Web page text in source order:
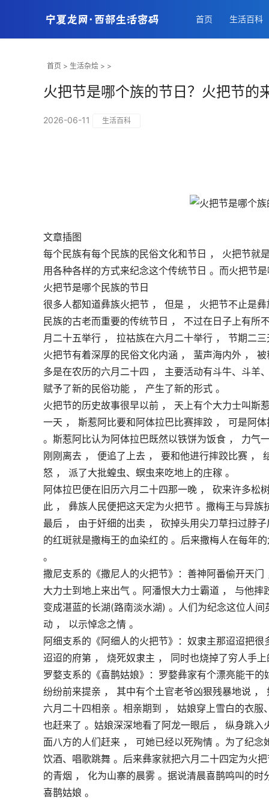
首页 生活百科
首页 > 生活杂烩 > >
火把节是哪个族的节日？火把节的
2026-06-11 生活百科
文章插图
每个民族有每个民族的民俗文化和节日 ， 火把节就
用各种各样的方式来纪念这个传统节日 。而火把节
火把节是哪个民族的节日
很多人都知道彝族火把节 ， 但是 ， 火把节不止是
民族的古老而重要的传统节日 ， 不过在日子上有所
月二十五举行 ， 拉祜族在六月二十举行 ， 节期二
火把节有着深厚的民俗文化内涵 ， 蜚声海内外 ，
多是在农历的六月二十四 ， 主要活动有斗牛、斗羊
赋予了新的民俗功能 ， 产生了新的形式 。
火把节的历史故事很早以前 ， 天上有个大力士叫斯
一天 ， 斯惹阿比要和阿体拉巴比赛摔跤 ， 可是阿
。斯惹阿比认为阿体拉巴既然以铁饼为饭食 ， 力气
刚刚离去 ， 便追了上去 ， 要和他进行摔跤比赛 ，
怒 ， 派了大批蝗虫、螟虫来吃地上的庄稼 。
阿体拉巴便在旧历六月二十四那一晚 ， 砍来许多松
此 ， 彝族人民便把这天定为火把节 。撒梅王与异
最后 ， 由于奸细的出卖 ， 砍掉头用尖刀草扫过脖
的红斑就是撒梅王的血染红的 。后来撒梅人在每年
。
撒尼支系的《撒尼人的火把节》：善神阿番偷开天
大力士到地上来出气 。阿潘恨大力士霸道 ， 与他
变成湛蓝的长湖(路南淡水湖) 。人们为纪念这位人
动 ， 以示悼念之情 。
阿细支系的《阿细人的火把节》：奴隶主那迢迢把
迢迢的府第 ， 烧死奴隶主 ， 同时也烧掉了穷人手
罗婺支系的《喜鹊姑娘》：罗婺彝家有个漂亮能干
纷纷前来提亲 ， 其中有个土官老爷凶狠残暴地说
六月二十四相亲 。相亲期到 ， 姑娘穿上雪白的衣
也赶来了 。姑娘深深地看了阿龙一眼后 ， 纵身跳
面八方的人们赶来 ， 可她已经以死殉情 。为了纪
饮酒、唱歌跳舞 。后来彝家就把六月二十四定为火
的青烟 ， 化为山寨的晨雾 。据说清晨喜鹊鸣叫的
喜鹊姑娘 。